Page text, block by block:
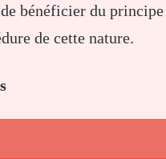
bénéficier du
de cette nature.